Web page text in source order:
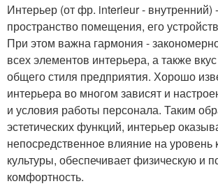
Интерьер (от фр. interieur - внутренний)
пространство помещения, его
При этом важна гармония -
всех элементов интерьера, а также
общего стиля предприятия. Хорошо
интерьера во многом зависят и
и условия работы персонала. Таким
эстетических функций, интерьер
непосредственное влияние на уровень
культуры, обеспечивает физическую и
комфортность.